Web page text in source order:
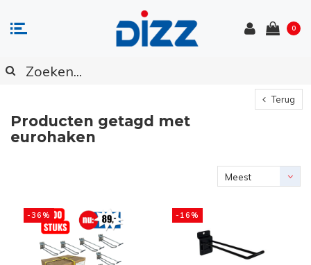
0
Terug
Producten getagd met
eurohaken
Meest
-36% -16%